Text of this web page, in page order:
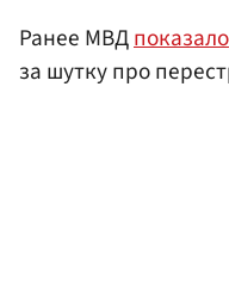
Ранее МВДпоказало
за шутку про